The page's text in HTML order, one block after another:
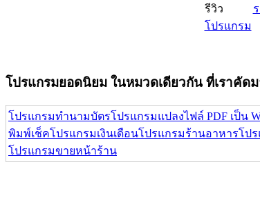
รีวิว
โปรแกรม
โปรแกรมยอดนิยม ในหมวดเดียวกัน ที่เราคัด
โปรแกรมทำนามบัตรโปรแกรมแปลงไฟล์ PDF เป็น
พิมพ์เช็คโปรแกรมเงินเดือนโปรแกรมร้านอาหารโป
โปรแกรมขายหน้าร้าน